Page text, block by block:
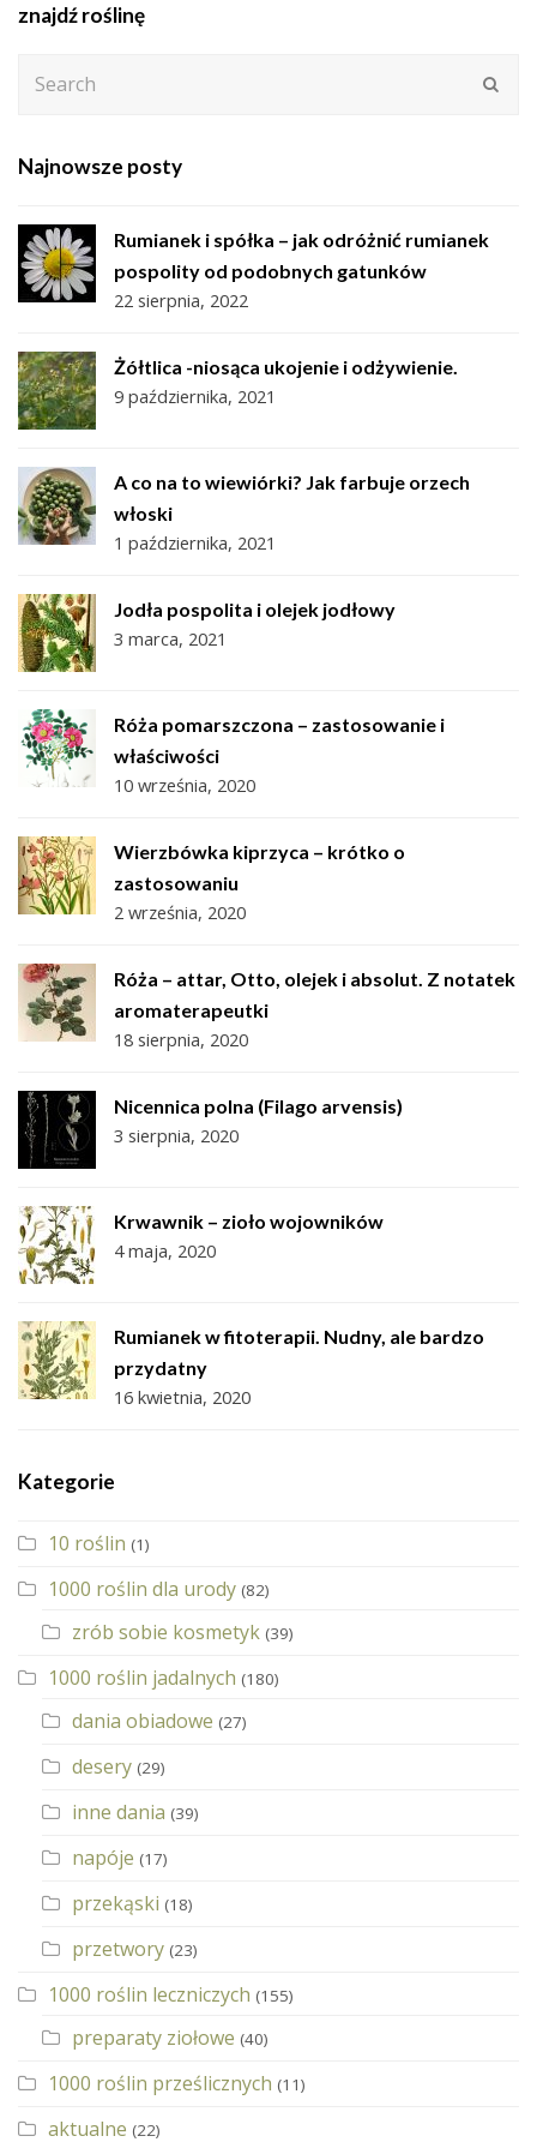
znajdź roślinę
Najnowsze posty
Rumianek i spółka – jak odróżnić rumianek
pospolity od podobnych gatunków
22 sierpnia, 2022
Żółtlica -niosąca ukojenie i odżywienie.
9 października, 2021
A co na to wiewiórki? Jak farbuje orzech
włoski
1 października, 2021
Jodła pospolita i olejek jodłowy
3 marca, 2021
Róża pomarszczona – zastosowanie i
właściwości
10 września, 2020
Wierzbówka kiprzyca – krótko o
zastosowaniu
2 września, 2020
Róża – attar, Otto, olejek i absolut. Z notatek
aromaterapeutki
18 sierpnia, 2020
Nicennica polna (Filago arvensis)
3 sierpnia, 2020
Krwawnik – zioło wojowników
4 maja, 2020
Rumianek w fitoterapii. Nudny, ale bardzo
przydatny
16 kwietnia, 2020
Kategorie
10 roślin (1)
1000 roślin dla urody (82)
zrób sobie kosmetyk (39)
1000 roślin jadalnych (180)
dania obiadowe (27)
desery (29)
inne dania (39)
napóje (17)
przekąski (18)
przetwory (23)
1000 roślin leczniczych (155)
preparaty ziołowe (40)
1000 roślin prześlicznych (11)
aktualne (22)